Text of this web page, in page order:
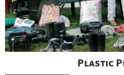
"
Plastic